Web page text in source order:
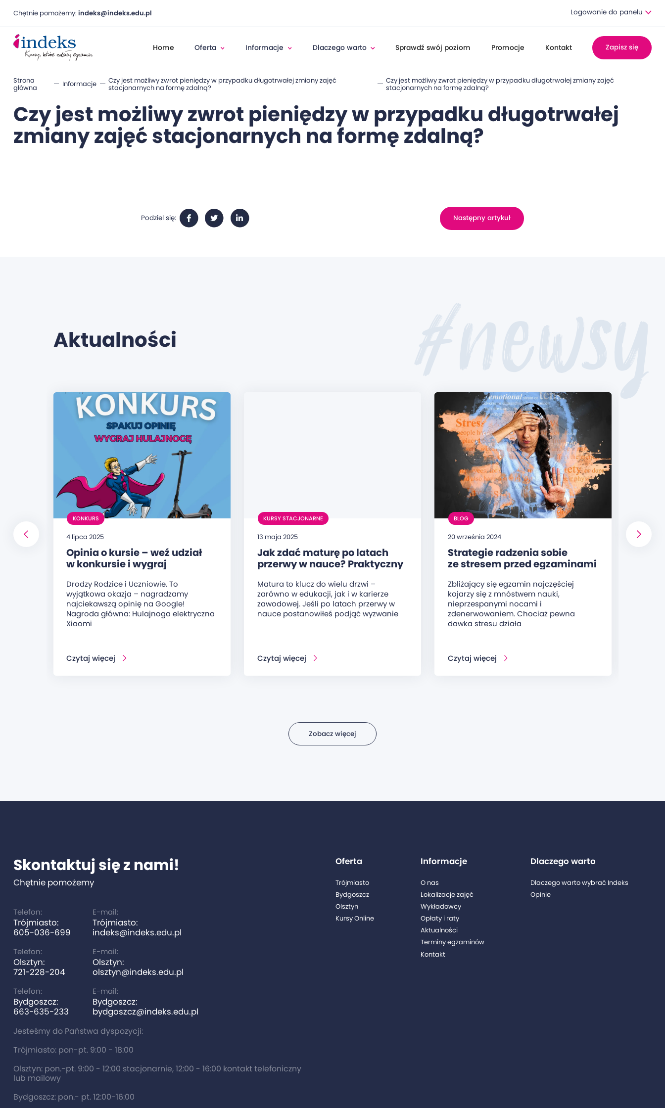
Chętnie pomożemy: indeks@indeks.edu.pl Logowanie do panelu
Home Oferta Informacje Dlaczego warto Sprawdź swój poziom Promocje Kontakt Zapisz się
Strona
główna Informacje Czy jest możliwy zwrot pieniędzy w przypadku długotrwałej zmiany zajęć
stacjonarnych na formę zdalną?
Czy jest możliwy zwrot pieniędzy w przypadku długotrwałej zmiany zajęć
stacjonarnych na formę zdalną?
Czy jest możliwy zwrot pieniędzy w przypadku długotrwałej
zmiany zajęć stacjonarnych na formę zdalną?
Podziel się: Następny artykuł
Aktualności
KONKURS
4 lipca 2025
Opinia o kursie – weź udział
w konkursie i wygraj
Drodzy Rodzice i Uczniowie. To
wyjątkowa okazja – nagradzamy
najciekawszą opinię na Google!
Nagroda główna: Hulajnoga elektryczna
Xiaomi
Czytaj więcej
KURSY STACJONARNE
13 maja 2025
Jak zdać maturę po latach
przerwy w nauce? Praktyczny
Matura to klucz do wielu drzwi –
zarówno w edukacji, jak i w karierze
zawodowej. Jeśli po latach przerwy w
nauce postanowiłeś podjąć wyzwanie
Czytaj więcej
BLOG
20 września 2024
Strategie radzenia sobie
ze stresem przed egzaminami
i metody zarządzania stresem
Zbliżający się egzamin najczęściej
kojarzy się z mnóstwem nauki,
nieprzespanymi nocami i
zdenerwowaniem. Chociaż pewna
dawka stresu działa
Czytaj więcej
20
Zobacz więcej
Skontaktuj się z nami!
Chętnie pomożemy
Telefon:
Trójmiasto:
605-036-699
E-mail:
Trójmiasto:
indeks@indeks.edu.pl
Telefon:
Olsztyn:
721-228-204
E-mail:
Olsztyn:
olsztyn@indeks.edu.pl
Telefon:
Bydgoszcz:
663-635-233
E-mail:
Bydgoszcz:
bydgoszcz@indeks.edu.pl
Jesteśmy do Państwa dyspozycji:
Trójmiasto: pon-pt. 9:00 - 18:00
Olsztyn: pon.-pt. 9:00 - 12:00 stacjonarnie, 12:00 - 16:00 kontakt telefoniczny
lub mailowy
Bydgoszcz: pon.- pt. 12:00-16:00
Oferta
Trójmiasto
Bydgoszcz
Olsztyn
Kursy Online
Informacje
O nas
Lokalizacje zajęć
Wykładowcy
Opłaty i raty
Aktualności
Terminy egzaminów
Kontakt
Dlaczego warto
Dlaczego warto wybrać Indeks
Opinie